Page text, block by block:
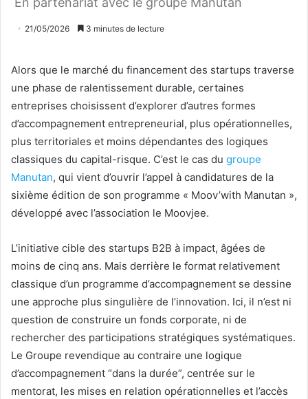
21/05/2026 3 minutes de lecture
Alors que le marché du financement des startups traverse
une phase de ralentissement durable, certaines
entreprises choisissent d’explorer d’autres formes
d’accompagnement entrepreneurial, plus opérationnelles,
plus territoriales et moins dépendantes des logiques
classiques du capital-risque. C’est le cas du groupe
Manutan, qui vient d’ouvrir l’appel à candidatures de la
sixième édition de son programme « Moov’with Manutan »,
développé avec l’association le Moovjee.
L’initiative cible des startups B2B à impact, âgées de
moins de cinq ans. Mais derrière le format relativement
classique d’un programme d’accompagnement se dessine
une approche plus singulière de l’innovation. Ici, il n’est ni
question de construire un fonds corporate, ni de
rechercher des participations stratégiques systématiques.
Le Groupe revendique au contraire une logique
d’accompagnement “dans la durée”, centrée sur le
mentorat, les mises en relation opérationnelles et l’accès